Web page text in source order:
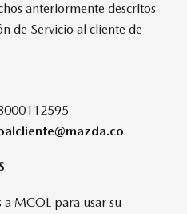
anteriormente descritos
de Servicio al cliente de
a MCOL para usar su